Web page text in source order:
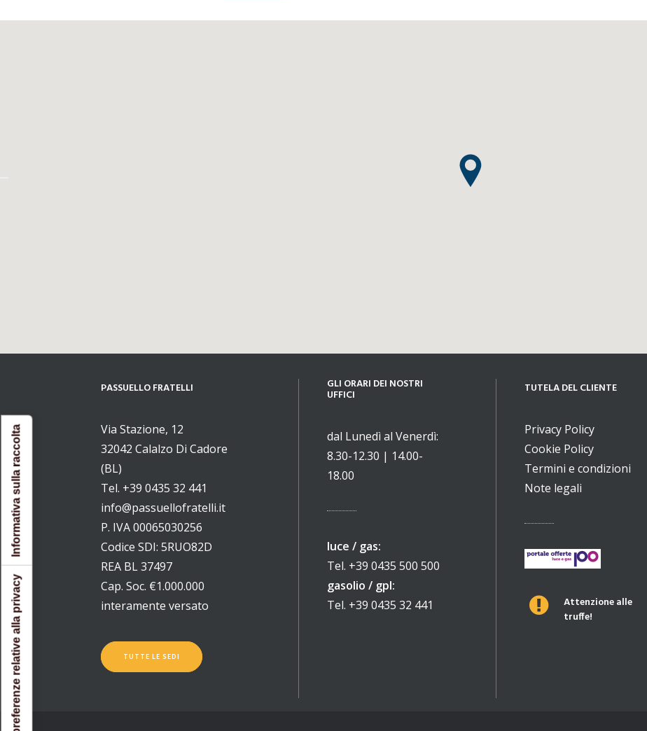
PASSUELLO FRATELLI
Via Stazione, 12
32042 Calalzo Di Cadore
(BL)
Tel. +39 0435 32 441
info@passuellofratelli.it
P. IVA 00065030256
Codice SDI: 5RUO82D
REA BL 37497
Cap. Soc. €1.000.000
interamente versato
TUTTE LE SEDI
GLI ORARI DEI NOSTRI
UFFICI
dal Lunedì al Venerdì:
8.30-12.30 | 14.00-
18.00
luce / gas:
Tel. +39 0435 500 500
gasolio / gpl:
Tel. +39 0435 32 441
TUTELA DEL CLIENTE
Privacy Policy
Cookie Policy
Termini e condizioni
Note legali
Attenzione alle
truffe!
Le tue preferenze relative alla privacy
Informativa sulla raccolta